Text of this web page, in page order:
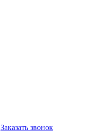
Заказать звонок